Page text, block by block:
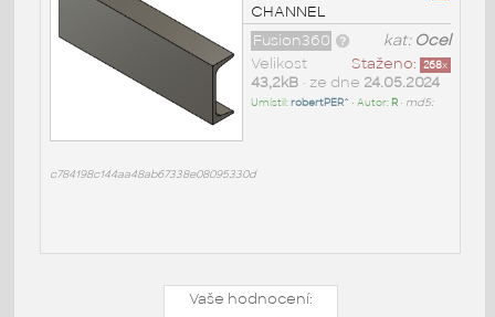
CHANNEL
kat: Ocel
Fusion360
Staženo: 268x
Velikost
43,2kB• ze dne 24.05.2024
Umístil:robertPER^ • Autor: R• md5:
c784198c144aa48ab67338e08095330d
Vaše hodnocení: